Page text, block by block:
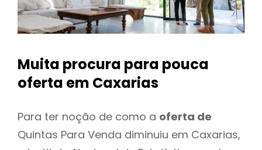
Muita procura para pouca
oferta em Caxarias
Para ter noção de como a oferta de
Quintas Para Venda diminuiu em Caxarias,